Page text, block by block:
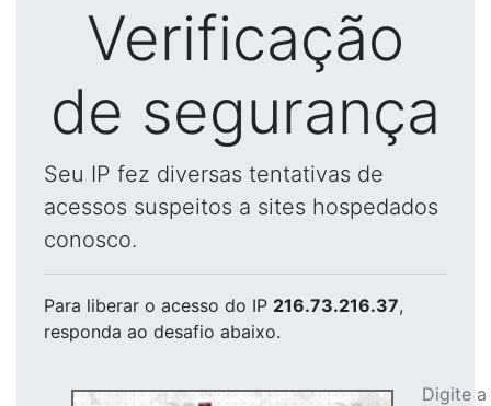
Verificação
de segurança
Seu IP fez diversas tentativas de
acessos suspeitos a sites hospedados
conosco.
Para liberar o acesso do IP 216.73.216.37,
responda ao desafio abaixo.
Digite